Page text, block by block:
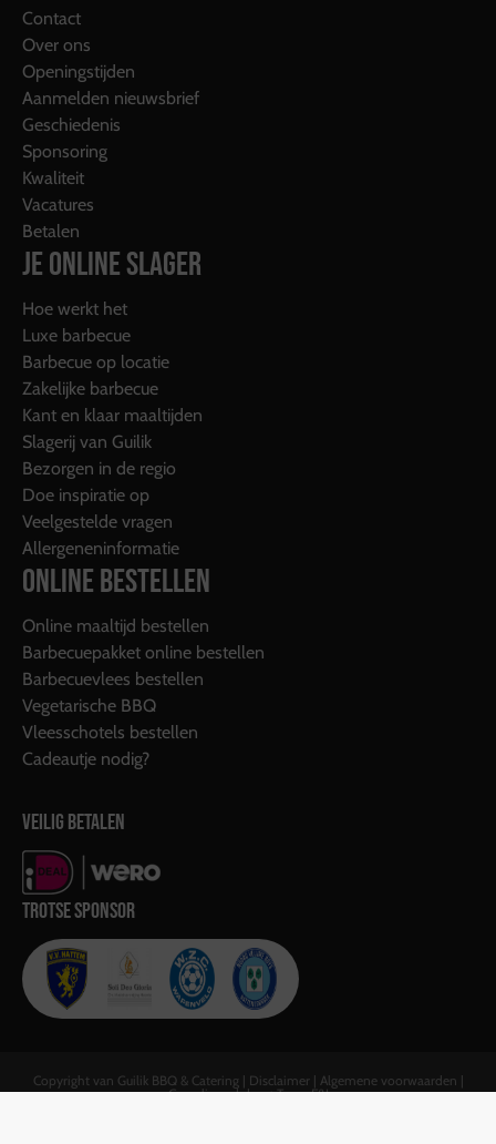
Contact
Over ons
Openingstijden
Aanmelden nieuwsbrief
Geschiedenis
Sponsoring
Kwaliteit
Vacatures
Betalen
JE ONLINE SLAGER
Hoe werkt het
Luxe barbecue
Barbecue op locatie
Zakelijke barbecue
Kant en klaar maaltijden
Slagerij van Guilik
Bezorgen in de regio
Doe inspiratie op
Veelgestelde vragen
Allergeneninformatie
ONLINE BESTELLEN
Online maaltijd bestellen
Barbecuepakket online bestellen
Barbecuevlees bestellen
Vegetarische BBQ
Vleesschotels bestellen
Cadeautje nodig?
VEILIG BETALEN
TROTSE SPONSOR
Copyright van Guilik BBQ & Catering | Disclaimer| Algemene voorwaarden |
Gerealiseerd door:Team F&J